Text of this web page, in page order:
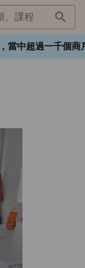
、課程
超過一千個商